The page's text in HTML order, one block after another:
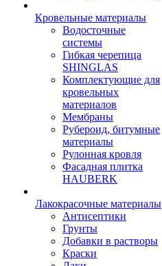
Кровельные материалы
Водосточные
системы
Гибкая черепица
SHINGLAS
Комплектующие для
кровельных
материалов
Мембраны
Рубероид, битумные
материалы
Рулонная кровля
Фасадная плитка
HAUBERK
Лакокрасочные материалы
Антисептики
Грунты
Добавки в растворы
Краски